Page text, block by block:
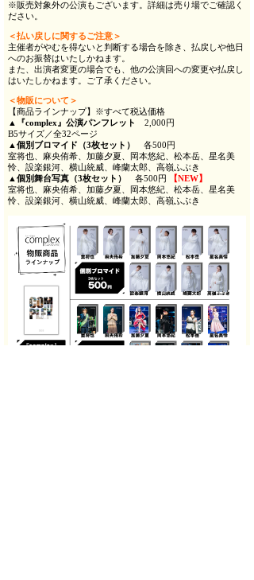
※販売対象外の公演もございます。詳細は売り場でご確認く
ださい。
＜払い戻しに関するご注意＞
主催者がやむを得ないと判断する場合を除き、払戻しや他日
へのお振替はいたしかねます。
また、出演者変更の場合でも、他の公演回への変更や払戻し
はいたしかねます。ご了承ください。
＜物販について＞
【商品ラインナップ】※すべて税込価格
▲『complex』公演パンフレット 2,000円
B5サイズ／全32ページ
▲個別ブロマイド（3枚セット） 各500円
室将也、麻央侑希、加藤夕夏、岡本悠紀、松本岳、星名美
怜、設楽銀河、横山統威、峰蘭太郎、高嶺ふぶき
▲個別舞台写真（3枚セット） 各500円
【NEW】
室将也、麻央侑希、加藤夕夏、岡本悠紀、松本岳、星名美
怜、設楽銀河、横山統威、峰蘭太郎、高嶺ふぶき